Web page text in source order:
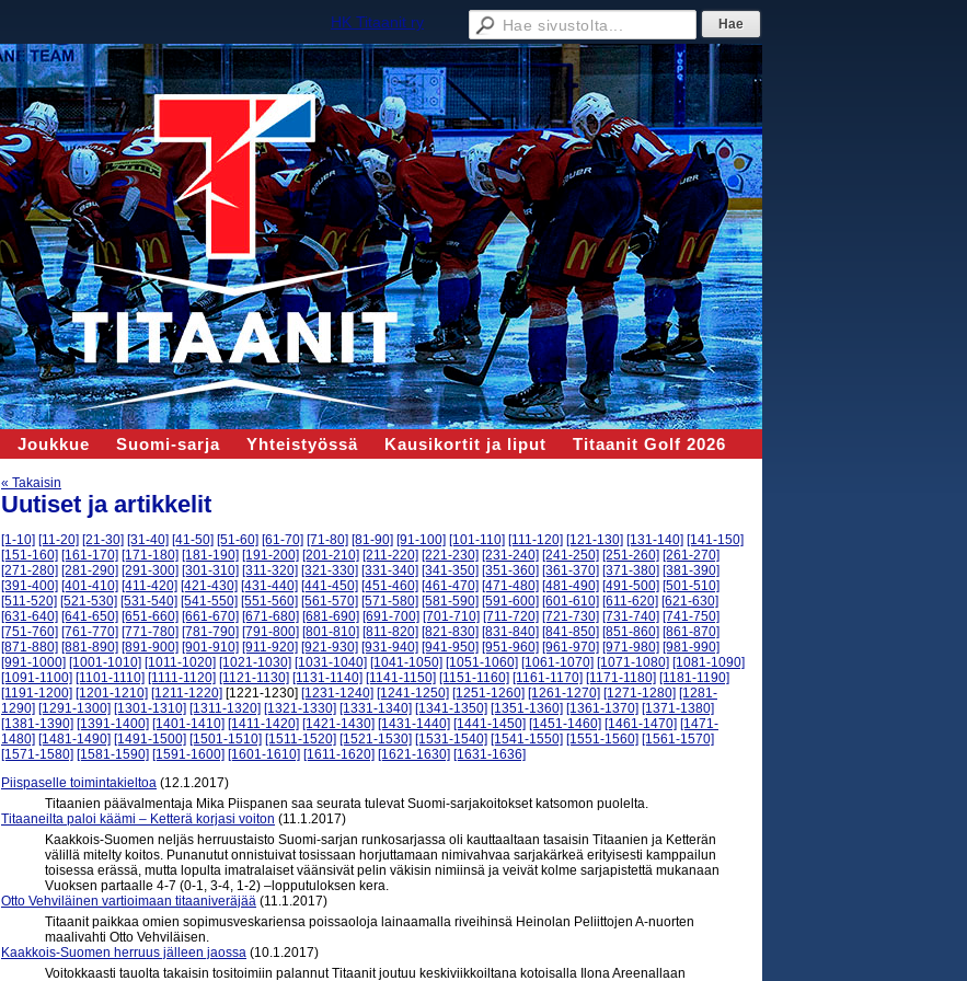
HK Titaanit ry
Joukkue Suomi-sarja Yhteistyössä Kausikortit ja liput Titaanit Golf 2026
« Takaisin
Uutiset ja artikkelit
[1-10] [11-20] [21-30] [31-40] [41-50] [51-60] [61-70] [71-80] [81-90] [91-100] [101-110] [111-120] [121-130] [131-140] [141-150]
[151-160] [161-170] [171-180] [181-190] [191-200] [201-210] [211-220] [221-230] [231-240] [241-250] [251-260] [261-270]
[271-280] [281-290] [291-300] [301-310] [311-320] [321-330] [331-340] [341-350] [351-360] [361-370] [371-380] [381-390]
[391-400] [401-410] [411-420] [421-430] [431-440] [441-450] [451-460] [461-470] [471-480] [481-490] [491-500] [501-510]
[511-520] [521-530] [531-540] [541-550] [551-560] [561-570] [571-580] [581-590] [591-600] [601-610] [611-620] [621-630]
[631-640] [641-650] [651-660] [661-670] [671-680] [681-690] [691-700] [701-710] [711-720] [721-730] [731-740] [741-750]
[751-760] [761-770] [771-780] [781-790] [791-800] [801-810] [811-820] [821-830] [831-840] [841-850] [851-860] [861-870]
[871-880] [881-890] [891-900] [901-910] [911-920] [921-930] [931-940] [941-950] [951-960] [961-970] [971-980] [981-990]
[991-1000] [1001-1010] [1011-1020] [1021-1030] [1031-1040] [1041-1050] [1051-1060] [1061-1070] [1071-1080] [1081-1090]
[1091-1100] [1101-1110] [1111-1120] [1121-1130] [1131-1140] [1141-1150] [1151-1160] [1161-1170] [1171-1180] [1181-1190]
[1191-1200] [1201-1210] [1211-1220] [1221-1230] [1231-1240] [1241-1250] [1251-1260] [1261-1270] [1271-1280] [1281-
1290] [1291-1300] [1301-1310] [1311-1320] [1321-1330] [1331-1340] [1341-1350] [1351-1360] [1361-1370] [1371-1380]
[1381-1390] [1391-1400] [1401-1410] [1411-1420] [1421-1430] [1431-1440] [1441-1450] [1451-1460] [1461-1470] [1471-
1480] [1481-1490] [1491-1500] [1501-1510] [1511-1520] [1521-1530] [1531-1540] [1541-1550] [1551-1560] [1561-1570]
[1571-1580] [1581-1590] [1591-1600] [1601-1610] [1611-1620] [1621-1630] [1631-1636]
Piispaselle toimintakieltoa (12.1.2017)
Titaanien päävalmentaja Mika Piispanen saa seurata tulevat Suomi-sarjakoitokset katsomon puolelta.
Titaaneilta paloi käämi – Ketterä korjasi voiton (11.1.2017)
Kaakkois-Suomen neljäs herruustaisto Suomi-sarjan runkosarjassa oli kauttaaltaan tasaisin Titaanien ja Ketterän
välillä mitelty koitos. Punanutut onnistuivat tosissaan horjuttamaan nimivahvaa sarjakärkeä erityisesti kamppailun
toisessa erässä, mutta lopulta imatralaiset väänsivät pelin väkisin nimiinsä ja veivät kolme sarjapistettä mukanaan
Vuoksen partaalle 4-7 (0-1, 3-4, 1-2) –lopputuloksen kera.
Otto Vehviläinen vartioimaan titaaniveräjää (11.1.2017)
Titaanit paikkaa omien sopimusveskariensa poissaoloja lainaamalla riveihinsä Heinolan Peliittojen A-nuorten
maalivahti Otto Vehviläisen.
Kaakkois-Suomen herruus jälleen jaossa (10.1.2017)
Voitokkaasti tauolta takaisin tositoimiin palannut Titaanit joutuu keskiviikkoiltana kotoisalla Ilona Areenallaan